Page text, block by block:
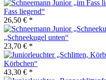
Fass liegend“
26,50 € *
„Schneekugel unten“
23,70 € *
Körbchen“
43,30 € *